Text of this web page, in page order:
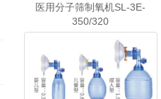
医用分子筛制氧机SL-3E-
350/320